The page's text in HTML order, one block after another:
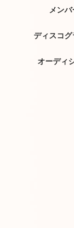
メン
ディスコグ
オーディ